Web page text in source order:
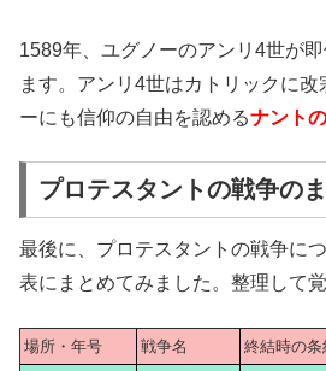
1589年、ユグノーのアンリ4世が
ます。アンリ4世はカトリックに改
ーにも信仰の自由を認めるナント
プロテスタントの戦争の
最後に、プロテスタントの戦争に
表にまとめてみました。整理して
場所・年号 戦争名 終結時の条